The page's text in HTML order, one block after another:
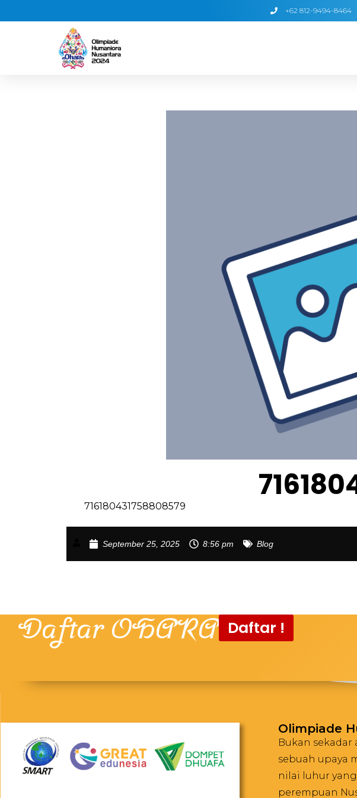
+62 812-9494-8464
716180431758808579
September 25, 2025 8:56 pm Blog
Daftar OHARA Daftar !
Olimpiade
Bukan sekadar
sebuah upaya
nilai luhur
perempuan